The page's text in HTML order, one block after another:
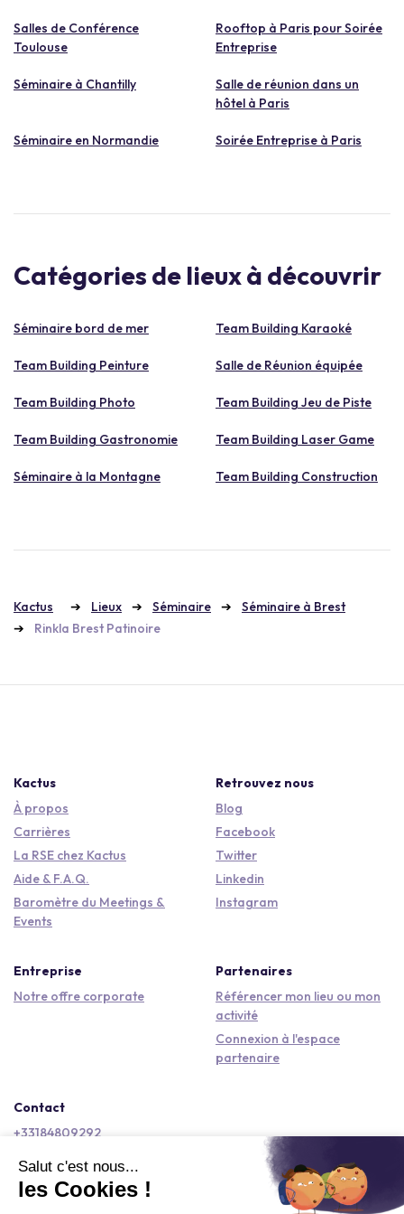
Salles de Conférence
Toulouse
Rooftop à Paris pour Soirée
Entreprise
Séminaire à Chantilly
Salle de réunion dans un
hôtel à Paris
Séminaire en Normandie Soirée Entreprise à Paris
Catégories de lieux à découvrir
Séminaire bord de mer Team Building Karaoké
Team Building Peinture Salle de Réunion équipée
Team Building Photo Team Building Jeu de Piste
Team Building Gastronomie Team Building Laser Game
Séminaire à la Montagne Team Building Construction
Kactus Lieux Séminaire
Séminaire à Brest
Rinkla Brest Patinoire
Kactus
À propos
Carrières
La RSE chez Kactus
Aide & F.A.Q.
Baromètre du Meetings &
Events
Retrouvez nous
Blog
Facebook
Twitter
Linkedin
Instagram
Entreprise
Notre offre corporate
Partenaires
Référencer mon lieu ou mon
activité
Connexion à l'espace
partenaire
Contact
+33184809292